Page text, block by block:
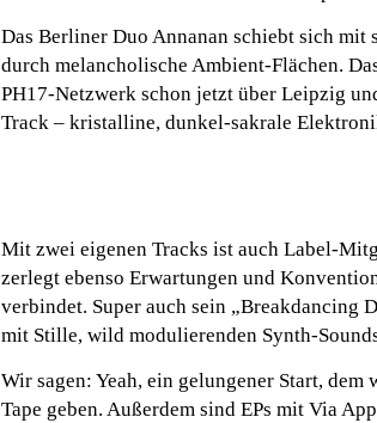
Das Berliner Duo Annanan schiebt sich mit
durch melancholische Ambient-Flächen.
PH17-Netzwerk schon jetzt über Leipzig
Track – kristalline, dunkel-sakrale
Mit zwei eigenen Tracks ist auch Label-
zerlegt ebenso Erwartungen und
verbindet. Super auch sein „Breakdancing
mit Stille, wild modulierenden Synth-
Wir sagen: Yeah, ein gelungener Start,
Tape geben. Außerdem sind EPs mit Via